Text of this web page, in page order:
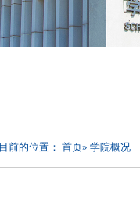
前的位置： 首页» 学院概况